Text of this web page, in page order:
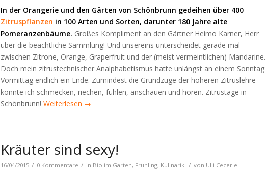
In der Orangerie und den Gärten von Schönbrunn gedeihen über 400
Zitruspflanzen in 100 Arten und Sorten, darunter 180 Jahre alte
Pomeranzenbäume. Großes Kompliment an den Gärtner Heimo Karner, Herr
über die beachtliche Sammlung! Und unsereins unterscheidet gerade mal
zwischen Zitrone, Orange, Graperfruit und der (meist vermeintlichen) Mandarine.
Doch mein zitrustechnischer Analphabetismus hatte unlängst an einem Sonntag
Vormittag endlich ein Ende. Zumindest die Grundzüge der höheren Zitruslehre
konnte ich schmecken, riechen, fühlen, anschauen und hören. Zitrustage in
Schönbrunn! Weiterlesen →
Kräuter sind sexy!
16/04/2015 / 0 Kommentare / in Bio im Garten, Frühling, Kulinarik / von Ulli Cecerle